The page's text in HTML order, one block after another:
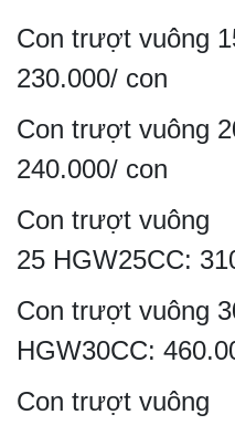
Con trượt vuông
230.000/ con
Con trượt vuông
240.000/ con
Con trượt vuông
25 HGW25CC:
Con trượt vuông
HGW30CC:
Con trượt vuông